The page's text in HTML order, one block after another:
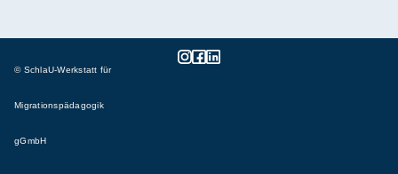
© SchlaU-Werkstatt für
Migrationspädagogik
gGmbH